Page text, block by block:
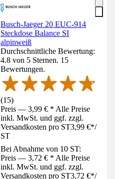
Busch-Jaeger 20 EUC-914
Steckdose Balance SI
alpinweiß
Durchschnittliche Bewertung:
4.8 von 5 Sternen. 15
Bewertungen.
(15)
Preis — 3,99 € * Alle Preise
inkl. MwSt. und ggf. zzgl.
Versandkosten pro ST3,99 €*/
ST
Bei Abnahme von 10 ST:
Preis — 3,72 € * Alle Preise
inkl. MwSt. und ggf. zzgl.
Versandkosten pro ST3,72 €*/